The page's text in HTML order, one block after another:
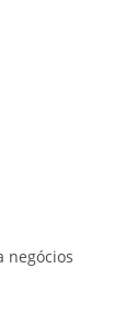
negócios